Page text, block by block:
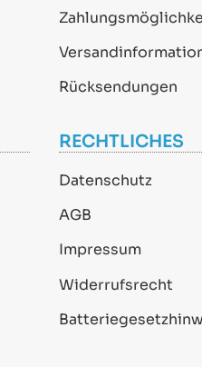
Rücksendungen
RECHTLICHES
Datenschutz
AGB
Impressum
Widerrufsrecht